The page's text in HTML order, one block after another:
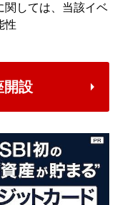
関しては、当該イベ
性
開設